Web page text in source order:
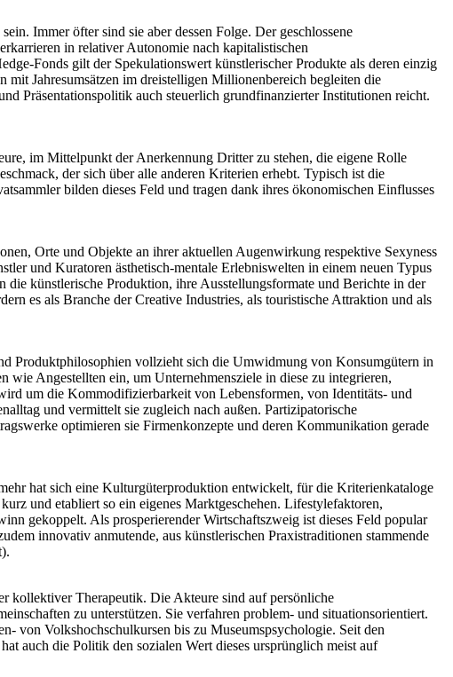
Immer öfter sind sie aber dessen Folge. Der geschlossene
in relativer Autonomie nach kapitalistischen
Fonds gilt der Spekulationswert künstlerischer Produkte als deren einzig
Jahresumsätzen im dreistelligen Millionenbereich begleiten die
Präsentationspolitik auch steuerlich grundfinanzierter Institutionen reicht.
im Mittelpunkt der Anerkennung Dritter zu stehen, die eigene Rolle
der sich über alle anderen Kriterien erhebt. Typisch ist die
bilden dieses Feld und tragen dank ihres ökonomischen Einflusses
Orte und Objekte an ihrer aktuellen Augenwirkung respektive Sexyness
und Kuratoren ästhetisch-mentale Erlebniswelten in einem neuen Typus
künstlerische Produktion, ihre Ausstellungsformate und Berichte in der
es als Branche der Creative Industries, als touristische Attraktion und als
Produktphilosophien vollzieht sich die Umwidmung von Konsumgütern in
Angestellten ein, um Unternehmensziele in diese zu integrieren,
um die Kommodifizierbarkeit von Lebensformen, von Identitäts- und
und vermittelt sie zugleich nach außen. Partizipatorische
optimieren sie Firmenkonzepte und deren Kommunikation gerade
hat sich eine Kulturgüterproduktion entwickelt, für die Kriterienkataloge
und etabliert so ein eigenes Marktgeschehen. Lifestylefaktoren,
gekoppelt. Als prosperierender Wirtschaftszweig ist dieses Feld popular
innovativ anmutende, aus künstlerischen Praxistraditionen stammende
kollektiver Therapeutik. Die Akteure sind auf persönliche
zu unterstützen. Sie verfahren problem- und situationsorientiert.
von Volkshochschulkursen bis zu Museumspsychologie. Seit den
auch die Politik den sozialen Wert dieses ursprünglich meist auf